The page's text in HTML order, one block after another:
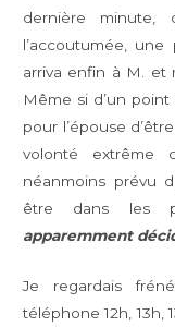
dernière minute,
l’accoutumée,
arriva enfin à M. et
Même si d’un
pour l’épouse
volonté extrême
néanmoins prévu
être dans les
apparemment
Je regardais
téléphone 12h, 13h,